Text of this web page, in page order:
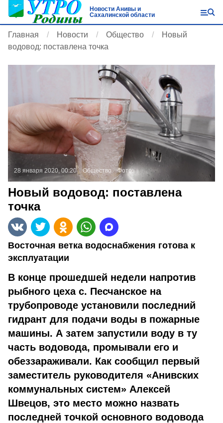
Новости Анивы и
Сахалинской области
Главная Новости Общество
Новый
водовод: поставлена точка
28 января 2020, 00:20 Общество Фото:
Новый водовод: поставлена
точка
Восточная ветка водоснабжения готова к
эксплуатации
В конце прошедшей недели напротив
рыбного цеха с. Песчанское на
трубопроводе установили последний
гидрант для подачи воды в пожарные
машины. А затем запустили воду в ту
часть водовода, промывали его и
обеззараживали. Как сообщил первый
заместитель руководителя «Анивских
коммунальных систем» Алексей
Швецов, это место можно назвать
последней точкой основного водовода